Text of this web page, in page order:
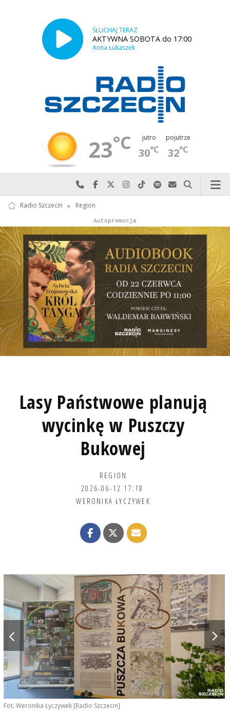
SŁUCHAJ TERAZ
AKTYWNA SOBOTA do 17:00
Anna Łukaszek
23°C jutro
30°C
pojutrze
32°C
Najlepiej po prostu do nas zadzwoń
Odwiedź nas na Facebook-u
Odwiedź nas na X
Odwiedź nas na Instagram-ie
Odwiedź nas na TikTok-u
Szukaj nas na Spotify
Wyślij do nas
Szukaj
Radio Szczecin » Region
Reklama
Autopromocja
Lasy Państwowe planują
wycinkę w Puszczy
Bukowej
REGION
2026-06-12 17:18
WERONIKA ŁYCZYWEK
Fot. Weronika Łyczywek [Radio Szczecin]